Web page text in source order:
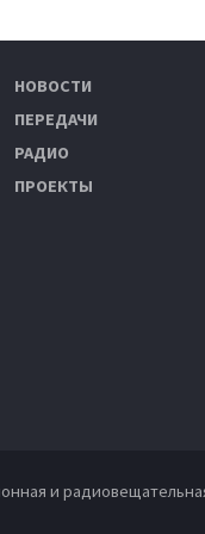
НОВОСТИ
ПЕРЕДАЧИ
РАДИО
ПРОЕКТЫ
и